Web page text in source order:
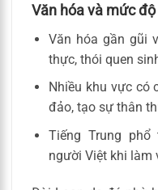
Văn hóa và mức
Văn hóa gần gũi
thực, thói quen
Nhiều khu vực có
đảo, tạo sự thân
Tiếng Trung
người Việt khi làm